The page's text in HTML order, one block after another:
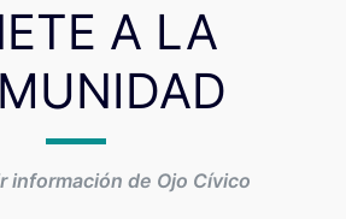
A LA
información de Ojo Cívico